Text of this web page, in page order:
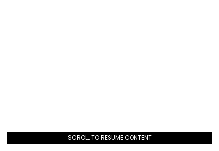
SCROLL TO RESUME CONTENT